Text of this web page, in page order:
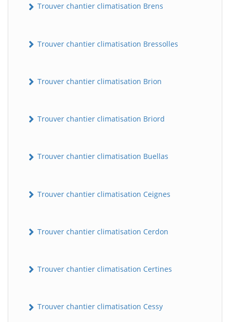
Trouver chantier climatisation Brens
Trouver chantier climatisation Bressolles
Trouver chantier climatisation Brion
Trouver chantier climatisation Briord
Trouver chantier climatisation Buellas
Trouver chantier climatisation Ceignes
Trouver chantier climatisation Cerdon
Trouver chantier climatisation Certines
Trouver chantier climatisation Cessy